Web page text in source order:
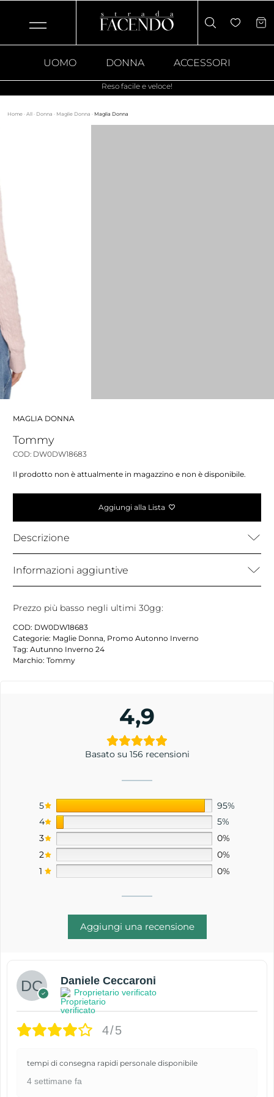
UOMO DONNA ACCESSORI
Reso facile e veloce!
Home · All · Donna · Maglie Donna · Maglia Donna
MAGLIA DONNA
Tommy
COD: DW0DW18683
Il prodotto non è attualmente in magazzino e non è disponibile.
Aggiungi alla Lista
Descrizione
Informazioni aggiuntive
Prezzo più basso negli ultimi 30gg:
COD: DW0DW18683
Categorie: Maglie Donna, Promo Autonno Inverno
Tag: Autunno Inverno 24
Marchio: Tommy
4,9
Basato su 156 recensioni
5
95%
4
5%
3
0%
2
0%
1
0%
Aggiungi una recensione
Daniele Ceccaroni
Proprietario verificato
4/5
tempi di consegna rapidi personale disponibile
4 settimane fa